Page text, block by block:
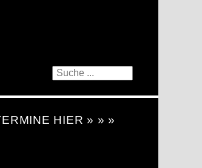
HIER » » »